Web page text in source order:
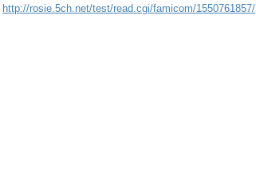
http://rosie.5ch.net/test/read.cgi/famicom/1550761857/